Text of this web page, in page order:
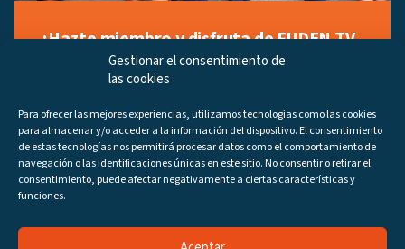
Gestionar el consentimiento de
las cookies
Para ofrecer las mejores experiencias, utilizamos tecnologías como las cookies
para almacenar y/o acceder a la información del dispositivo. El consentimiento
de estas tecnologías nos permitirá procesar datos como el comportamiento de
navegación o las identificaciones únicas en este sitio. No consentir o retirar el
consentimiento, puede afectar negativamente a ciertas características y
funciones.
¡Hazte miembro y disfruta de FUDEN TV
a tu manera!
Regístrate ahora gratuitamente y marca tus videos
los últimos programas disponibles.
Regístrate ahora